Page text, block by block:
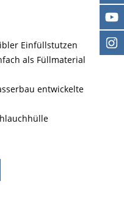
Einfüllstutzen
als Füllmaterial
entwickelte